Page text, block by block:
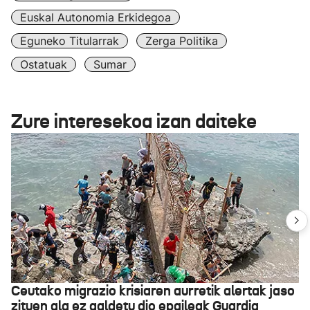
Euskal Autonomia Erkidegoa
Eguneko Titularrak
Zerga Politika
Ostatuak
Sumar
Zure interesekoa izan daiteke
Ceutako migrazio krisiaren aurretik alertak jaso
zituen ala ez galdetu dio epaileak Guardia